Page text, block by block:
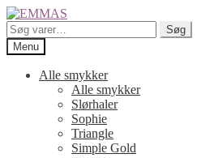
Spring
til
navigation
Spring
til
indhold
Søg
efter:
Søg
Menu
Alle smykker
Alle smykker
Slørhaler
Sophie
Triangle
Simple Gold